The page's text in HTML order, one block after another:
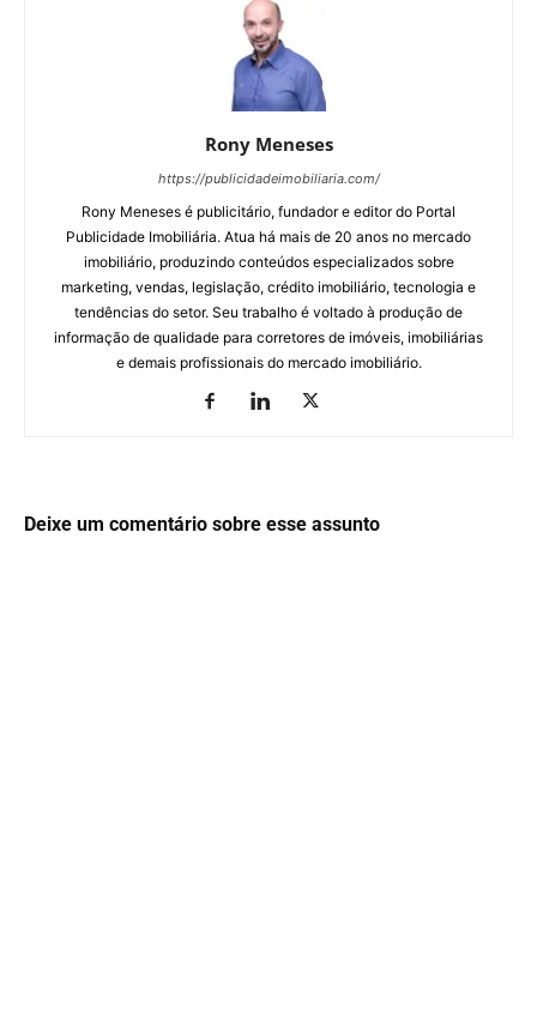
Rony Meneses
https://publicidadeimobiliaria.com/
Rony Meneses é publicitário, fundador e editor do Portal
Publicidade Imobiliária. Atua há mais de 20 anos no mercado
imobiliário, produzindo conteúdos especializados sobre
marketing, vendas, legislação, crédito imobiliário, tecnologia e
tendências do setor. Seu trabalho é voltado à produção de
informação de qualidade para corretores de imóveis, imobiliárias
e demais profissionais do mercado imobiliário.
Deixe um comentário sobre esse assunto